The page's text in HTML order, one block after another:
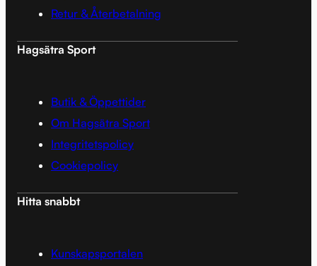
Retur & Återbetalning
Hagsätra Sport
Butik & Öppettider
Om Hagsätra Sport
Integritetspolicy
Cookiepolicy
Hitta snabbt
Kunskapsportalen